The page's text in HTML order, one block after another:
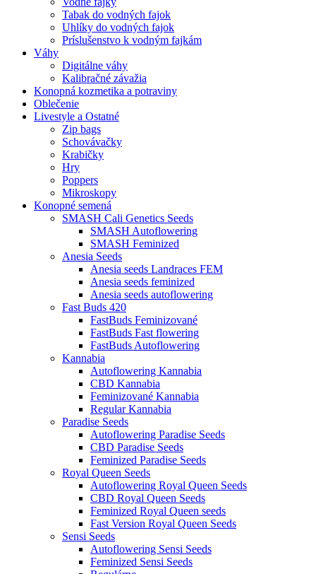
Tabak do vodných fajok
Uhlíky do vodných fajok
Príslušenstvo k vodným fajkám
Váhy
Digitálne váhy
Kalibračné závažia
Konopná kozmetika a potraviny
Oblečenie
Livestyle a Ostatné
Zip bags
Schovávačky
Krabičky
Hry
Poppers
Mikroskopy
Konopné semená
SMASH Cali Genetics Seeds
SMASH Autoflowering
SMASH Feminized
Anesia Seeds
Anesia seeds Landraces FEM
Anesia seeds feminized
Anesia seeds autoflowering
Fast Buds 420
FastBuds Feminizované
FastBuds Fast flowering
FastBuds Autoflowering
Kannabia
Autoflowering Kannabia
CBD Kannabia
Feminizované Kannabia
Regular Kannabia
Paradise Seeds
Autoflowering Paradise Seeds
CBD Paradise Seeds
Feminized Paradise Seeds
Royal Queen Seeds
Autoflowering Royal Queen Seeds
CBD Royal Queen Seeds
Feminized Royal Queen seeds
Fast Version Royal Queen Seeds
Sensi Seeds
Autoflowering Sensi Seeds
Feminized Sensi Seeds